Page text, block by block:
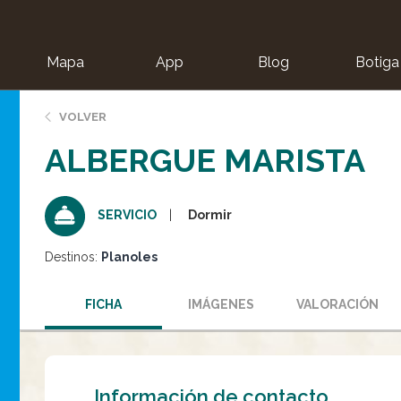
Mapa App Blog Botiga
VOLVER
ALBERGUE MARISTA
SERVICIO Dormir
Destinos: Planoles
FICHA IMÁGENES VALORACIÓN